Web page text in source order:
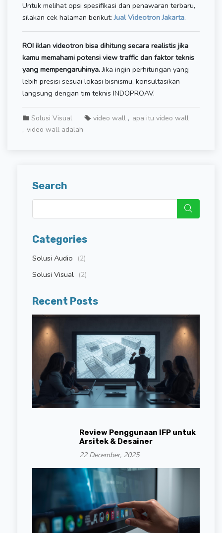
Untuk melihat opsi spesifikasi dan penawaran terbaru,
silakan cek halaman berikut:Jual Videotron Jakarta.
ROI iklan videotron bisa dihitung secara realistis jika
kamu memahami potensi view traffic dan faktor teknis
yang mempengaruhinya.Jika ingin perhitungan yang
lebih presisi sesuai lokasi bisnismu, konsultasikan
langsung dengan tim teknis INDOPROAV.
Solusi Visual video wall
apa itu video wall
video wall adalah
Search
Categories
Solusi Audio (2)
Solusi Visual (2)
Recent Posts
Review Penggunaan IFP untuk
Arsitek & Desainer
22 December, 2025